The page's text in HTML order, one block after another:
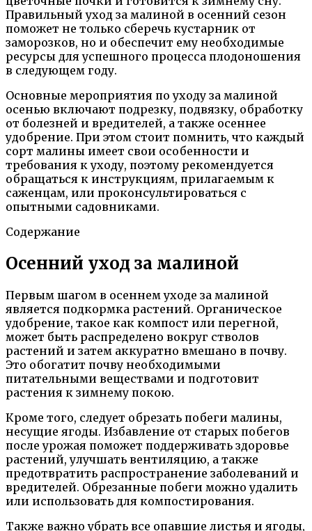
Правильный уход за малиной в осенний сезон
поможет не только сберечь кустарник от
заморозков, но и обеспечит ему необходимые
ресурсы для успешного процесса плодоношения
в следующем году.
Основные мероприятия по уходу за малиной
осенью включают подрезку, подвязку, обработку
от болезней и вредителей, а также осеннее
удобрение. При этом стоит помнить, что каждый
сорт малины имеет свои особенности и
требования к уходу, поэтому рекомендуется
обращаться к инструкциям, прилагаемым к
саженцам, или проконсультироваться с
опытными садовниками.
Содержание
Осенний уход за малиной
Первым шагом в осеннем уходе за малиной
является подкормка растений. Органическое
удобрение, такое как компост или перегной,
может быть распределено вокруг стволов
растений и затем аккуратно вмешано в почву.
Это обогатит почву необходимыми
питательными веществами и подготовит
растения к зимнему покою.
Кроме того, следует обрезать побеги малины,
несущие ягоды. Избавление от старых побегов
после урожая поможет поддерживать здоровье
растений, улучшать вентиляцию, а также
предотвратить распространение заболеваний и
вредителей. Обрезанные побеги можно удалить
или использовать для компостирования.
Также важно убрать все опавшие листья и ягоды,